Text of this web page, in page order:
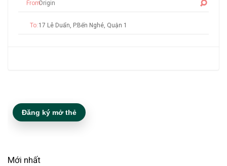
From:
To:
Đăng ký mở thẻ
Mới nhất